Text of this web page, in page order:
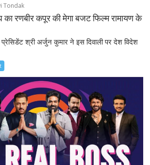
Tondak
का रणबीर कपूर की मेगा बजट फिल्म रामायण के
श्री अर्जुन कुमार ने इस दिवाली पर देश विदेश